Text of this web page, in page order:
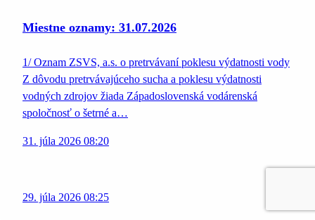
Miestne oznamy: 31.07.2026
1/ Oznam ZSVS, a.s. o pretrvávaní poklesu výdatnosti vody
Z dôvodu pretrvávajúceho sucha a poklesu výdatnosti
vodných zdrojov žiada Západoslovenská vodárenská
spoločnosť o šetrné a…
31. júla 2026 08:20
29. júla 2026 08:25